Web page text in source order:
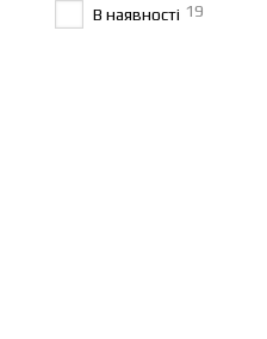
В наявності 19